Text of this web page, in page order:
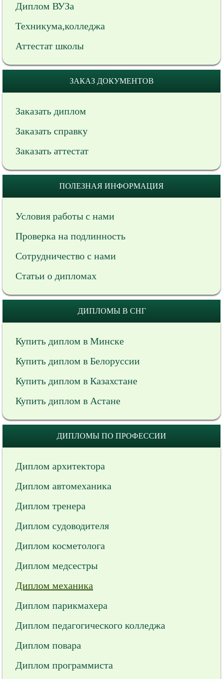
Диплом ВУЗа
Техникума,колледжа
Аттестат школы
ЗАКАЗ ДОКУМЕНТОВ
Заказать диплом
Заказать справку
Заказать аттестат
ПОЛЕЗНАЯ ИНФОРМАЦИЯ
Условия работы с нами
Проверка на подлинность
Сотрудничество с нами
Статьи о дипломах
ДИПЛОМЫ В СНГ
Купить диплом в Минске
Купить диплом в Белоруссии
Купить диплом в Казахстане
Купить диплом в Астане
ДИПЛОМЫ ПО ПРОФЕССИИ
Диплом архитектора
Диплом автомеханика
Диплом тренера
Диплом судоводителя
Диплом косметолога
Диплом медсестры
Диплом механика
Диплом парикмахера
Диплом педагогического колледжа
Диплом повара
Диплом программиста